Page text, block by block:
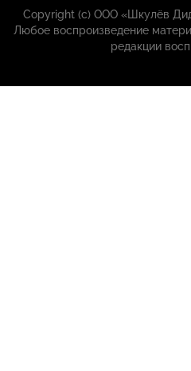
Copyright (с) ООО «Шкулёв
Любое воспроизведение
редакции